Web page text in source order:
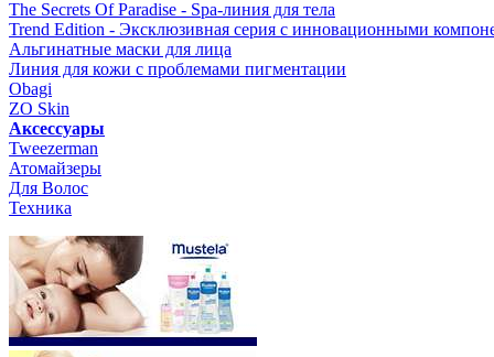
The Secrets Of Paradise - Spa-линия для тела
Trend Edition - Эксклюзивная серия с инновационными
Альгинатные маски для лица
Линия для кожи с проблемами пигментации
Obagi
ZO Skin
Aксессуары
Tweezerman
Атомайзеры
Для Волос
Техника